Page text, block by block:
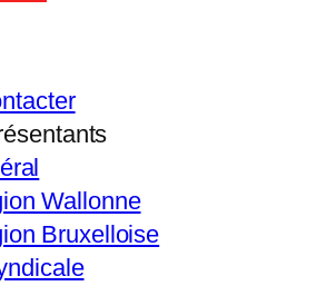
Wallonne
Bruxelloise